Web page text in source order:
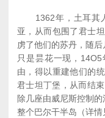
1362年，土耳其人
亚，从而包围了君士
虏了他们的苏丹，随
只是昙花一现，
由，得以重建他们的
君士坦丁堡，从而结
除几座由威尼斯控制
整个巴尔干半岛（详情